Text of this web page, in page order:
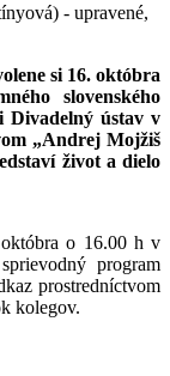
- upravené,
si 16. októbra
slovenského
Divadelný ústav v
„Andrej Mojžiš
život a dielo
o 16.00 h v
program
prostredníctvom
kolegov.